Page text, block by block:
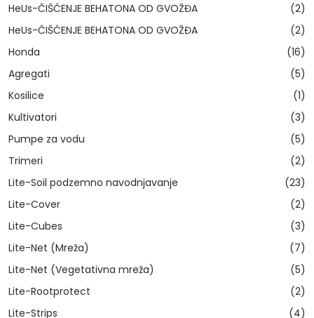
HeUs-ČIŠĆENJE BEHATONA OD GVOŽĐA
(2)
HeUs-ČIŠĆENJE BEHATONA OD GVOŽĐA
(2)
Honda
(16)
Agregati
(5)
Kosilice
(1)
Kultivatori
(3)
Pumpe za vodu
(5)
Trimeri
(2)
Lite-Soil podzemno navodnjavanje
(23)
Lite-Cover
(2)
Lite-Cubes
(3)
Lite-Net (Mreža)
(7)
Lite-Net (Vegetativna mreža)
(5)
Lite-Rootprotect
(2)
Lite-Strips
(4)